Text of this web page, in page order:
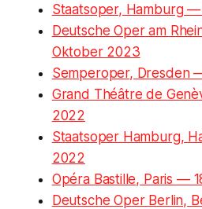
Staatsoper, Hamburg
Deutsche Oper am
Oktober 2023
Semperoper, Dresden
Grand Théâtre de
2022
Staatsoper Hamburg,
2022
Opéra Bastille, Paris —
Deutsche Oper Berlin,